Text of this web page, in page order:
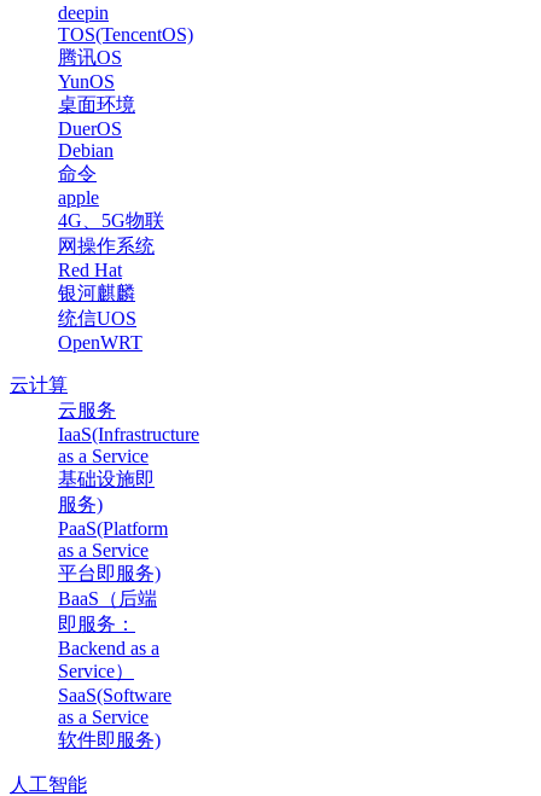
deepin
TOS(TencentOS)
腾讯OS
YunOS
桌面环境
DuerOS
Debian
命令
apple
4G、5G物联
网操作系统
Red Hat
银河麒麟
统信UOS
OpenWRT
云计算
云服务
IaaS(Infrastructure
as a Service
基础设施即
服务)
PaaS(Platform
as a Service
平台即服务)
BaaS（后端
即服务：
Backend as a
Service）
SaaS(Software
as a Service
软件即服务)
人工智能